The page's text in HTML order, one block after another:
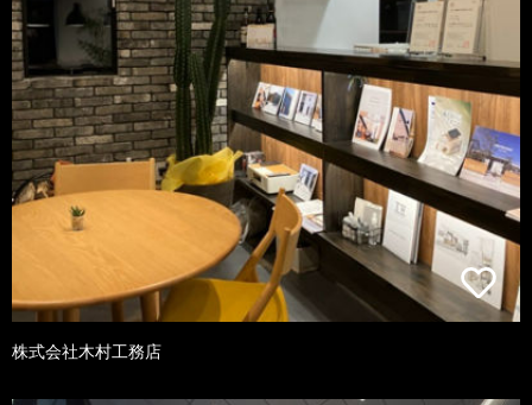
株式会社木村工務店